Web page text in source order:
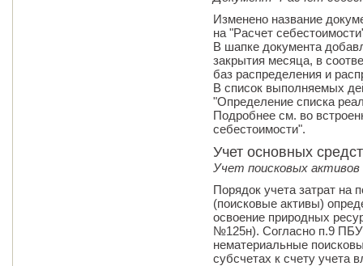
Изменено название
на "Расчет
В шапке документа
закрытия месяца, в
баз распределения и
В список выполняемых
"Определение списка
Подробнее см. во
себестоимости".
Учет основных
Учет поисковых активов
Порядок учета затрат на
(поисковые активы)
освоение природных
№125н). Согласно п.9
нематериальные
субсчетах к счету учета